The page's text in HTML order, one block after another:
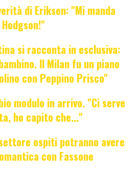
di Eriksen: "Mi manda
Hodgson!"
si racconta in esclusiva:
Il Milan fu un piano
con Peppino Prisco"
modulo in arrivo. "Ci serve
ho capito che..."
ospiti potranno avere
con Fassone